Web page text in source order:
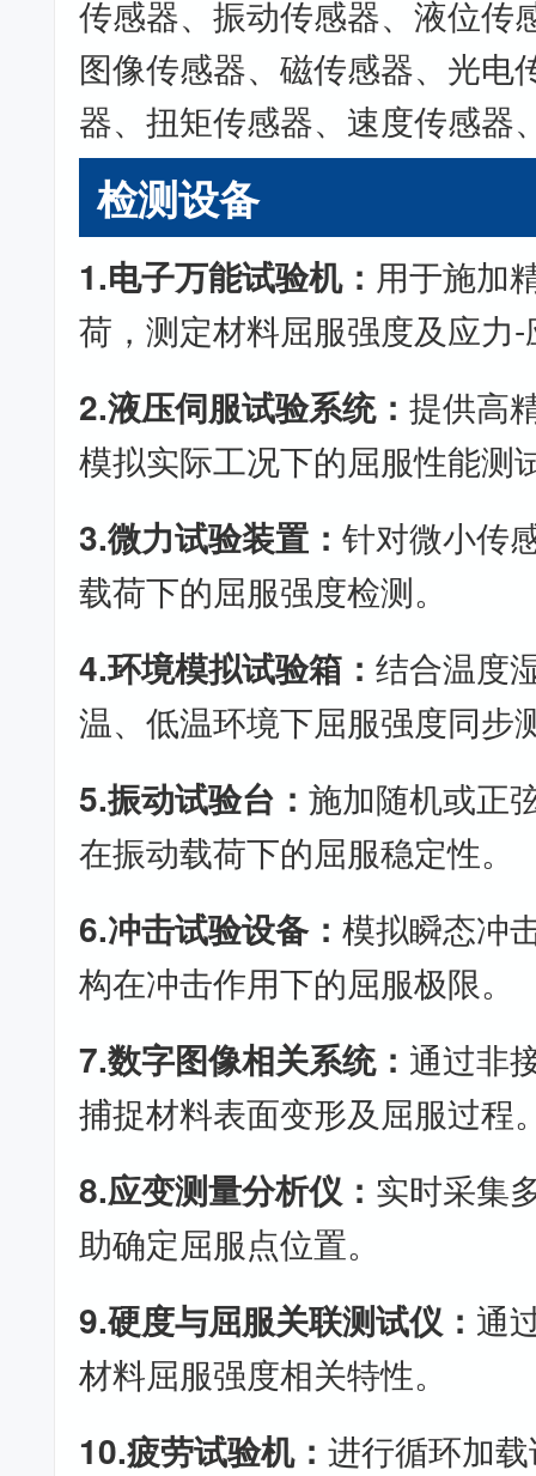
传感器、振动传感器、液位传
图像传感器、磁传感器、光电
器、扭矩传感器、速度传感器
检测设备
1.电子万能试验机： 用于施加
荷，测定材料屈服强度及应力
2.液压伺服试验系统：提供高
模拟实际工况下的屈服性能测
3.微力试验装置：针对微小传
载荷下的屈服强度检测。
4.环境模拟试验箱：结合温度
温、低温环境下屈服强度同步
5.振动试验台：施加随机或正
在振动载荷下的屈服稳定性。
6.冲击试验设备：模拟瞬态冲
构在冲击作用下的屈服极限。
7.数字图像相关系统： 通过非
捕捉材料表面变形及屈服过程
8.应变测量分析仪： 实时采集
助确定屈服点位置。
9.硬度与屈服关联测试仪： 通
材料屈服强度相关特性。
10.疲劳试验机：进行循环加